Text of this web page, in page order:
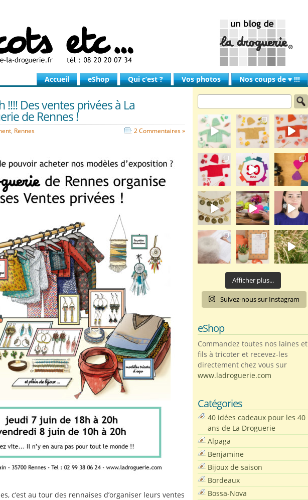
Accueil eShop Qui c’est ? Vos photos Nos coups de ♥ !!!
!!!! Des ventes privées à La
de Rennes !
, Rennes 2 Commentaires »
c’est au tour des rennaises d’organiser leurs ventes
Afficher plus...
Suivez-nous sur Instagram
eShop
Commandez toutes nos laines et
fils à tricoter et recevez-les
directement chez vous sur
www.ladroguerie.com
Catégories
40 idées cadeaux pour les 40
ans de La Droguerie
Alpaga
Benjamine
Bijoux de saison
Bordeaux
Bossa-Nova